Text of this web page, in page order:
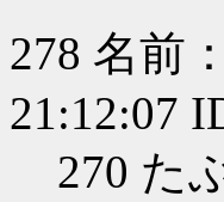
278 名前：
21:12:07
270 た